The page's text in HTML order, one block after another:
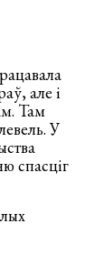
але і
Там
У
спасціг